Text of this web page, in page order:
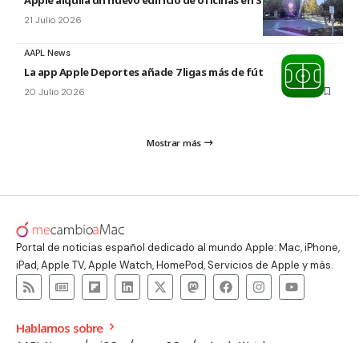
21 Julio 2026
AAPL News
La app Apple Deportes añade 7 ligas más de fútbol
20 Julio 2026
Mostrar más
Portal de noticias español dedicado al mundo Apple: Mac, iPhone,
iPad, Apple TV, Apple Watch, HomePod, Servicios de Apple y más.
Hablamos sobre